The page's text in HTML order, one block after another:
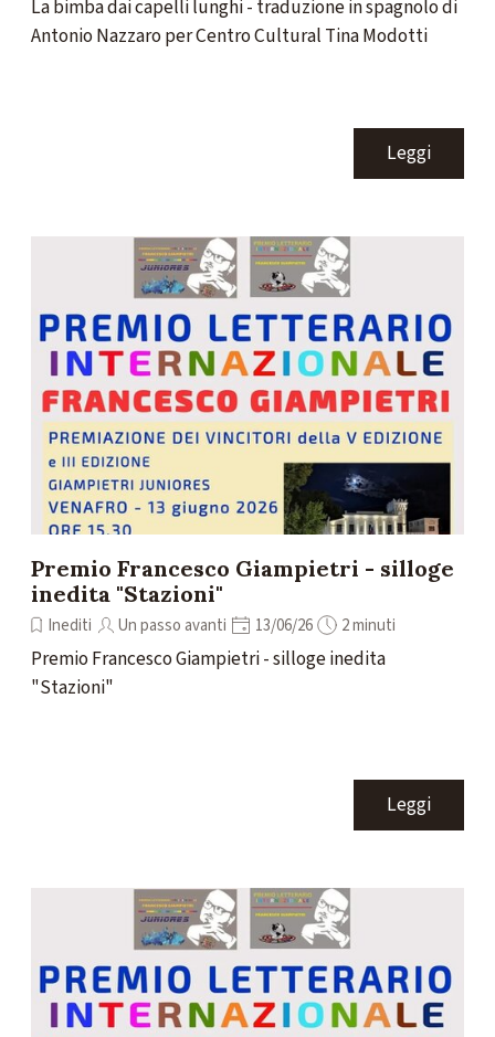
La bimba dai capelli lunghi - traduzione in spagnolo di
Antonio Nazzaro per Centro Cultural Tina Modotti
Leggi
Premio Francesco Giampietri - silloge
inedita "Stazioni"
Inediti Un passo avanti 13/06/26 2 minuti
Premio Francesco Giampietri - silloge inedita
"Stazioni"
Leggi